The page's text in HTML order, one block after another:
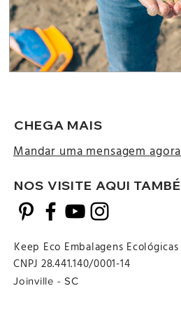
CHEGA MAIS
Mandar uma mensagem agora
NOS VISITE AQUI
Keep Eco Embalagens
CNPJ 28.441.140/0001-14
Joinville - SC